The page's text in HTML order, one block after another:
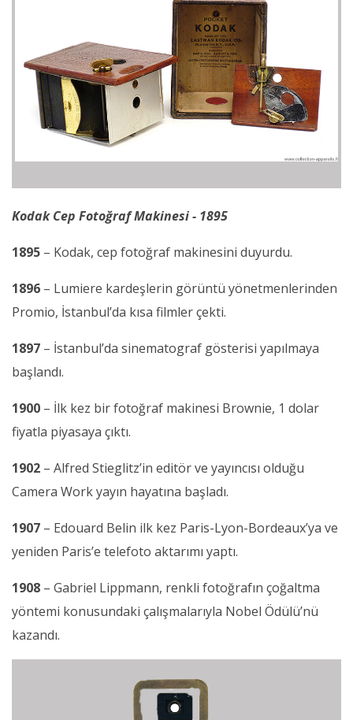
Kodak Cep Fotoğraf Makinesi - 1895
1895 – Kodak, cep fotoğraf makinesini duyurdu.
1896 – Lumiere kardeşlerin görüntü yönetmenlerinden
Promio, İstanbul’da kısa filmler çekti.
1897 – İstanbul’da sinematograf gösterisi yapılmaya
başlandı.
1900 – İlk kez bir fotoğraf makinesi Brownie, 1 dolar
fiyatla piyasaya çıktı.
1902 – Alfred Stieglitz’in editör ve yayıncısı olduğu
Camera Work yayın hayatına başladı.
1907 – Edouard Belin ilk kez Paris-Lyon-Bordeaux’ya ve
yeniden Paris’e telefoto aktarımı yaptı.
1908 – Gabriel Lippmann, renkli fotoğrafın çoğaltma
yöntemi konusundaki çalışmalarıyla Nobel Ödülü’nü
kazandı.